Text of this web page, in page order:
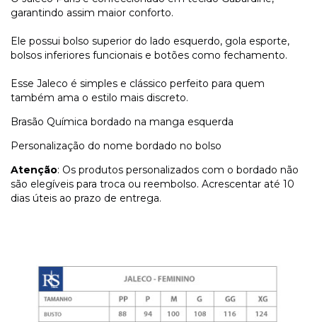
garantindo assim maior conforto.
Ele possui bolso superior do lado esquerdo, gola esporte,
bolsos inferiores funcionais e botões como fechamento.
Esse Jaleco é simples e clássico perfeito para quem
também ama o estilo mais discreto.
Brasão Química bordado na manga esquerda
Personalização do nome bordado no bolso
Atenção: Os produtos personalizados com o bordado não
são elegíveis para troca ou reembolso. Acrescentar até 10
dias úteis ao prazo de entrega.